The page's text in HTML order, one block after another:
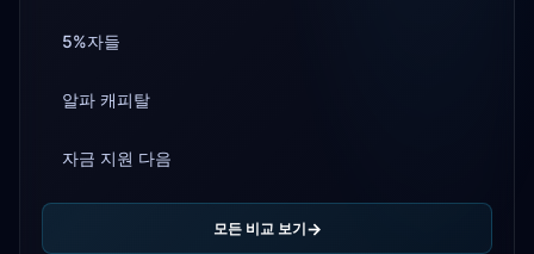
5%자들
알파 캐피탈
자금 지원 다음
모든 비교 보기